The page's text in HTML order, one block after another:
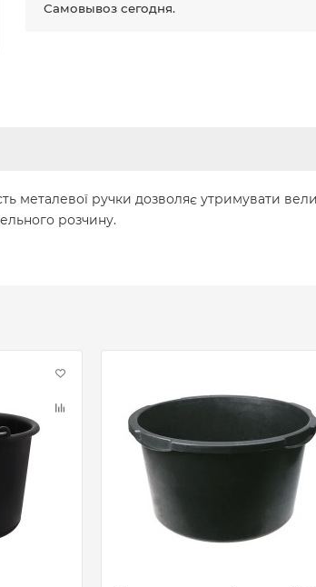
Самовывоз сегодня.
металевої ручки дозволяє утримувати
розчину.